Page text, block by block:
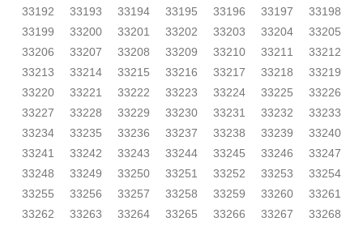
33192
33193 33194 33195 33196 33197
33198
33199
33200 33201 33202 33203 33204
33205
33206
33207 33208 33209 33210 33211
33212
33213
33214 33215 33216 33217 33218
33219
33220
33221 33222 33223 33224 33225
33226
33227
33228 33229 33230 33231 33232
33233
33234
33235 33236 33237 33238 33239
33240
33241
33242 33243 33244 33245 33246
33247
33248
33249 33250 33251 33252 33253
33254
33255
33256 33257 33258 33259 33260
33261
33262
33263 33264 33265 33266 33267
33268